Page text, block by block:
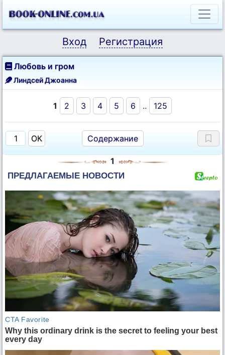
Вход Регистрация
Любовь и гром
Линдсей Джоанна
1 2 3 4 5 6 .. 125
Содержание
1